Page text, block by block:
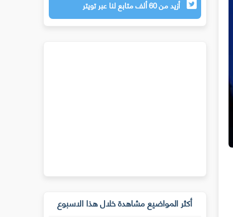
أزيد من 60 ألف متابع لنا عبر تويتر
أكثر المواضيع مشاهدة خلال هذا الاسبوع